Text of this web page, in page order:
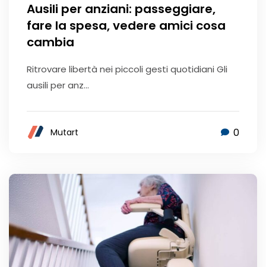
Ausili per anziani: passeggiare,
fare la spesa, vedere amici cosa
cambia
Ritrovare libertà nei piccoli gesti quotidiani Gli
ausili per anz...
Mutart 0